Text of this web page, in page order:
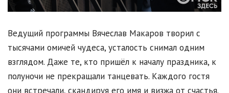
Ведущий программы Вячеслав Макаров творил с
тысячами омичей чудеса, усталость снимал одним
взглядом. Даже те, кто пришёл к началу праздника, к
полуночи не прекращали танцевать. Каждого гостя
они встречали, скандируя его имя и визжа от счастья.